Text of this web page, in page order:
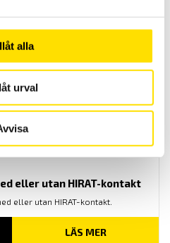
alla
urval
LÄS MER
eller utan HIRAT-kontakt
eller utan HIRAT-kontakt.
LÄS MER